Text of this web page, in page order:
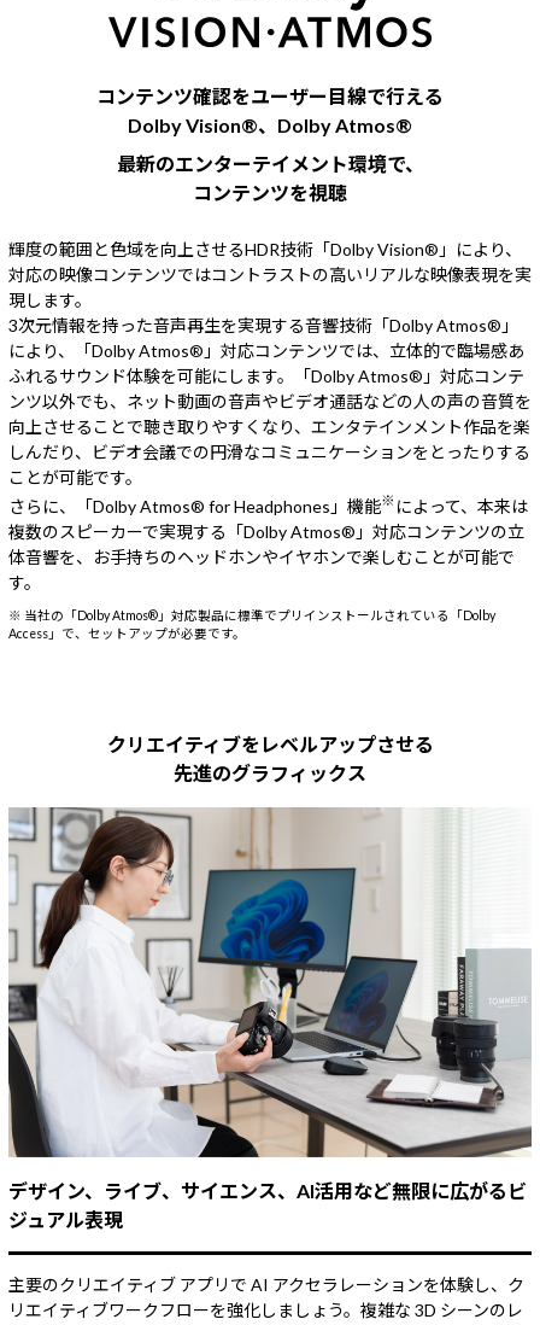
コンテンツ確認をユーザー目線で行える
Dolby Vision®、Dolby Atmos®
最新のエンターテイメント環境で、
コンテンツを視聴
輝度の範囲と色域を向上させるHDR技術「Dolby Vision®」により、
対応の映像コンテンツではコントラストの高いリアルな映像表現を実
現します。
3次元情報を持った音声再生を実現する音響技術「Dolby Atmos®」
により、「Dolby Atmos®」対応コンテンツでは、立体的で臨場感あ
ふれるサウンド体験を可能にします。「Dolby Atmos®」対応コンテ
ンツ以外でも、ネット動画の音声やビデオ通話などの人の声の音質を
向上させることで聴き取りやすくなり、エンタテインメント作品を楽
しんだり、ビデオ会議での円滑なコミュニケーションをとったりする
ことが可能です。
さらに、「Dolby Atmos® for Headphones」機能※ によって、本来は
複数のスピーカーで実現する「Dolby Atmos®」対応コンテンツの立
体音響を、お手持ちのヘッドホンやイヤホンで楽しむことが可能で
す。
※ 当社の「Dolby Atmos®」対応製品に標準でプリインストールされている「Dolby
Access」で、セットアップが必要です。
クリエイティブをレベルアップさせる
先進のグラフィックス
デザイン、ライブ、サイエンス、AI活用など無限に広がるビ
ジュアル表現
主要のクリエイティブ アプリで AI アクセラレーションを体験し、ク
リエイティブワークフローを強化しましょう。複雑な 3D シーンのレ